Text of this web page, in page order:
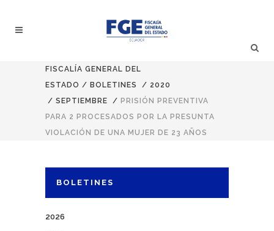
FISCALÍA GENERAL DEL
ESTADO / BOLETINES / 2020
/ SEPTIEMBRE / PRISIÓN PREVENTIVA
PARA 2 PROCESADOS POR LA PRESUNTA
VIOLACIÓN DE UNA MUJER DE 23 AÑOS
BOLETINES
2026